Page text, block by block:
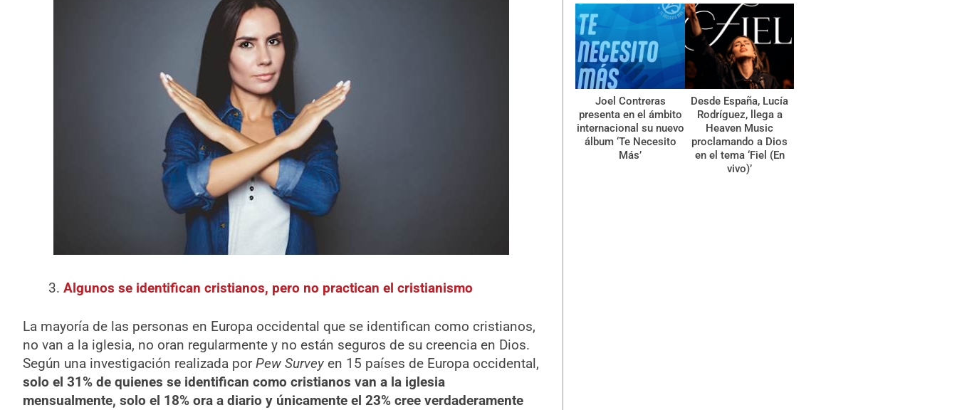
Algunos se identifican cristianos, pero no practican el cristianismo
La mayoría de las personas en Europa occidental que se identifican como cristianos,
no van a la iglesia, no oran regularmente y no están seguros de su creencia en Dios.
Según una investigación realizada porPew Surveyen 15 países de Europa occidental,
solo el 31% de quienes se identifican como cristianos van a la iglesia
mensualmente, solo el 18% ora a diario y únicamente el 23% cree verdaderamente
Joel Contreras
presenta en el ámbito
internacional su nuevo
álbum ‘Te Necesito
Más’
Desde España, Lucía
Rodríguez, llega a
Heaven Music
proclamando a Dios
en el tema ‘Fiel (En
vivo)’